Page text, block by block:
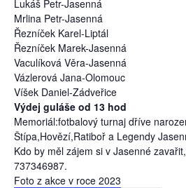
Lukáš Petr-Jasenná
Mrlina Petr-Jasenná
Řezníček Karel-Liptál
Řezníček Marek-Jasenná
Vaculíková Věra-Jasenná
Vázlerová Jana-Olomouc
Víšek Daniel-Zádveřice
Výdej guláše od 13 hod
Memoriál:fotbalový turnaj dříve
Štípa,Hovězí,Ratiboř a Legendy
Kdo by měl zájem si v Jasenné
737346987.
Foto z akce v roce 2023